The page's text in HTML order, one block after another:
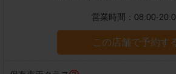
営業時間： 08:00-
この店舗で予約す